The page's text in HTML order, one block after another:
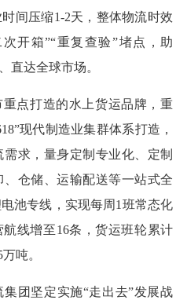
间压缩1-2天，整体物流时效
开箱”“重复查验”堵点，助
直达全球市场。
点打造的水上货运品牌，重
现代制造业集群体系打造，
求，量身定制专业化、定制
仓储、运输配送等一站式全
池专线，实现每周1班常态化
线增至16条，货运班轮累计
吨。
团坚定实施“走出去”发展战